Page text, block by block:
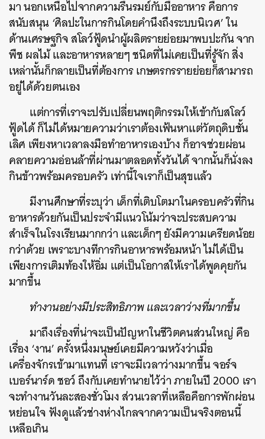
มา นอกเหนือไปจากความรื่นรมย์กับมื้ออาหาร คือการ
สนับสนุน ‘ศิลปะในการกินโดยคำนึงถึงระบบนิเวศ’ ใน
ด้านเศรษฐกิจ สโลว์ฟู้ดนำผู้ผลิตรายย่อยมาพบปะกัน จาก
พืช ผลไม้ และอาหารหลายๆ ชนิดที่ไม่เคยเป็นที่รู้จัก สิ่ง
เหล่านั้นก็กลายเป็นที่ต้องการ เกษตรกรรายย่อยก็สามารถ
อยู่ได้ด้วยตนเอง
แต่การที่เราจะปรับเปลี่ยนพฤติกรรมให้เข้ากับสโลว์
ฟู้ดได้ ก็ไม่ได้หมายความว่าเราต้องเฟ้นหาแต่วัตถุดิบชั้น
เลิศ เพียงหาเวลาลงมือทำอาหารเองบ้าง ก็อาจช่วยผ่อน
คลายความอ่อนล้าที่ผ่านมาตลอดทั้งวันได้ จากนั้นก็นั่งลง
กินข้าวพร้อมครอบครัว เท่านี้ใจเราก็เป็นสุขแล้ว
มีงานศึกษาที่ระบุว่า เด็กที่เติบโตมาในครอบครัวที่กิน
อาหารด้วยกันเป็นประจำมีแนวโน้มว่าจะประสบความ
สำเร็จในโรงเรียนมากกว่า และเด็กๆ ยังมีความเครียดน้อย
กว่าด้วย เพราะบางทีการกินอาหารพร้อมหน้า ไม่ได้เป็น
เพียงการเติมท้องให้อิ่ม แต่เป็นโอกาสให้เราได้พูดคุยกัน
มากขึ้น
ทำงานอย่างมีประสิทธิภาพ และเวลาว่างที่มากขึ้น
มาถึงเรื่องที่น่าจะเป็นปัญหาในชีวิตคนส่วนใหญ่ คือ
เรื่อง ‘งาน’ ครั้งหนึ่งมนุษย์เคยมีความหวังว่าเมื่อ
เครื่องจักรเข้ามาแทนที่ เราจะมีเวลาว่างมากขึ้น จอร์จ
เบอร์นาร์ด ชอว์ ถึงกับเคยทำนายไว้ว่า ภายในปี 2000 เรา
จะทำงานวันละสองชั่วโมง ส่วนเวลาที่เหลือคือการพักผ่อน
หย่อนใจ ฟังดูแล้วช่างห่างไกลจากความเป็นจริงตอนนี้
เหลือเกิน
ค้นหา
SHARE TWEET LINE EMAIL